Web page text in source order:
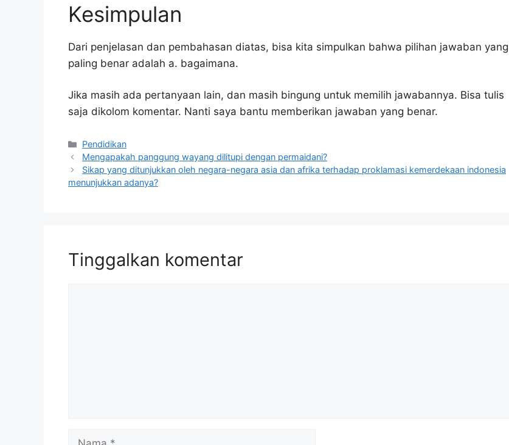
Kesimpulan
Dari penjelasan dan pembahasan diatas, bisa kita simpulkan bahwa pilihan jawaban yang
paling benar adalah a. bagaimana.
Jika masih ada pertanyaan lain, dan masih bingung untuk memilih jawabannya. Bisa tulis
saja dikolom komentar. Nanti saya bantu memberikan jawaban yang benar.
Kategori
Pendidikan
Mengapakah panggung wayang dilitupi dengan permaidani?
Sikap yang ditunjukkan oleh negara-negara asia dan afrika terhadap proklamasi kemerdekaan indonesia
menunjukkan adanya?
Tinggalkan komentar
Nama